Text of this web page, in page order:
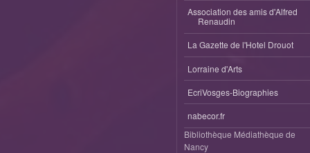
Association des amis d'Alfred
Renaudin
La Gazette de l'Hotel Drouot
Lorraine d'Arts
EcriVosges-Biographies
nabecor.fr
Bibliothèque Médiathèque de
Nancy